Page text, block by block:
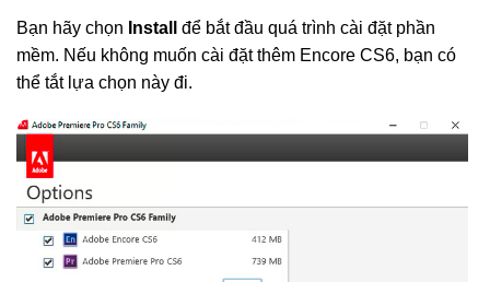
Bạn hãy chọn Install
để bắt đầu quá trình cài đặt phần
mềm. Nếu không muốn cài đặt thêm Encore CS6, bạn có
thể tắt lựa chọn này đi.